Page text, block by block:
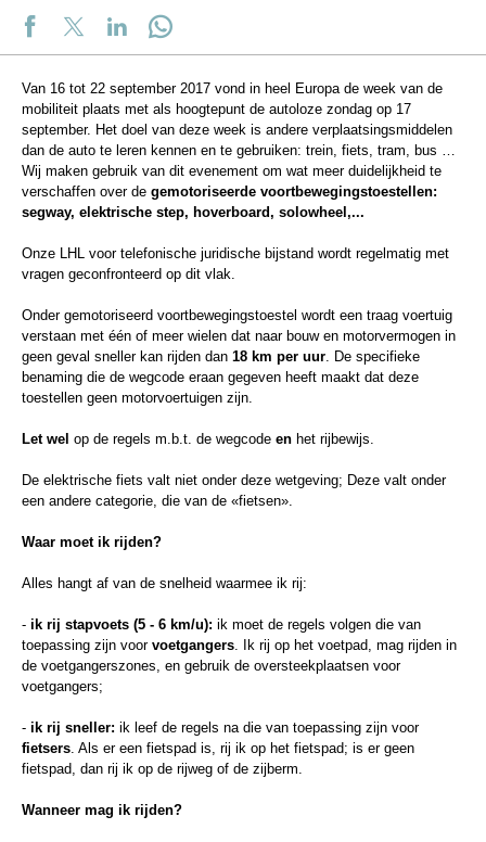
Van 16 tot 22 september 2017 vond in heel Europa de week van de
mobiliteit plaats met als hoogtepunt de autoloze zondag op 17
september. Het doel van deze week is andere verplaatsingsmiddelen
dan de auto te leren kennen en te gebruiken: trein, fiets, tram, bus …
Wij maken gebruik van dit evenement om wat meer duidelijkheid te
verschaffen over de gemotoriseerde voortbewegingstoestellen:
segway, elektrische step, hoverboard, solowheel,...
Onze LHL voor telefonische juridische bijstand wordt regelmatig met
vragen geconfronteerd op dit vlak.
Onder gemotoriseerd voortbewegingstoestel wordt een traag voertuig
verstaan met één of meer wielen dat naar bouw en motorvermogen in
geen geval sneller kan rijden dan 18 km per uur. De specifieke
benaming die de wegcode eraan gegeven heeft maakt dat deze
toestellen geen motorvoertuigen zijn.
Let wel op de regels m.b.t. de wegcode en het rijbewijs.
De elektrische fiets valt niet onder deze wetgeving; Deze valt onder
een andere categorie, die van de «fietsen».
Waar moet ik rijden?
Alles hangt af van de snelheid waarmee ik rij:
- ik rij stapvoets (5 - 6 km/u): ik moet de regels volgen die van
toepassing zijn voor voetgangers. Ik rij op het voetpad, mag rijden in
de voetgangerszones, en gebruik de oversteekplaatsen voor
voetgangers;
- ik rij sneller: ik leef de regels na die van toepassing zijn voor
fietsers. Als er een fietspad is, rij ik op het fietspad; is er geen
fietspad, dan rij ik op de rijweg of de zijberm.
Wanneer mag ik rijden?